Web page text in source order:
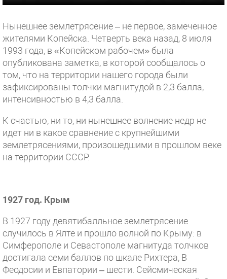
Нынешнее землетрясение – не первое, замеченное
жителями Копейска. Четверть века назад, 8 июля
1993 года, в «Копейском рабочем» была
опубликована заметка, в которой сообщалось о
том, что на территории нашего города были
зафиксированы толчки магнитудой в 2,3 балла,
интенсивностью в 4,3 балла.
К счастью, ни то, ни нынешнее волнение недр не
идет ни в какое сравнение с крупнейшими
землетрясениями, произошедшими в прошлом веке
на территории СССР.
1927 год. Крым
В 1927 году девятибалльное землетрясение
случилось в Ялте и прошло волной по Крыму: в
Симферополе и Севастополе магнитуда толчков
достигала семи баллов по шкале Рихтера, В
Феодосии и Евпатории – шести. Сейсмическая